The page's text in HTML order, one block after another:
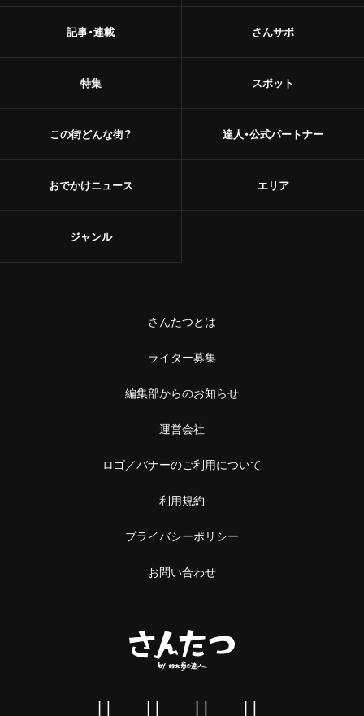
記事・連載
特集
この街どんな街？
おでかけニュース
さんサポ
スポット
達人・公式パートナー
エリア
ジャンル
さんたつとは
ライター募集
編集部からのお知らせ
運営会社
ロゴ／バナーのご利用について
利用規約
プライバシーポリシー
お問い合わせ